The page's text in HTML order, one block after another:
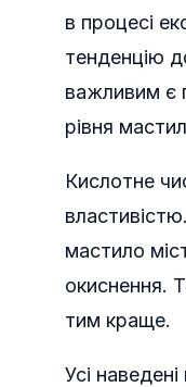
в процесі
тенденцію
важливим є
рівня
Кислотне
мастило
окиснення.
тим краще.
Усі